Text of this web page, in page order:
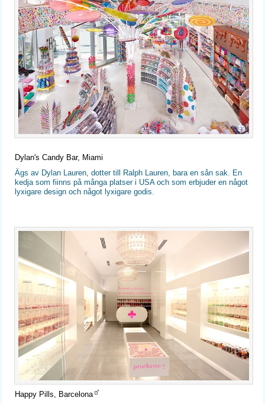
Dylan's Candy Bar, Miami
Ägs av Dylan Lauren, dotter till Ralph Lauren, bara en sån sak. En
kedja som fiinns på många platser i USA och som erbjuder en något
lyxigare design och något lyxigare godis.
Happy Pills, Barcelona